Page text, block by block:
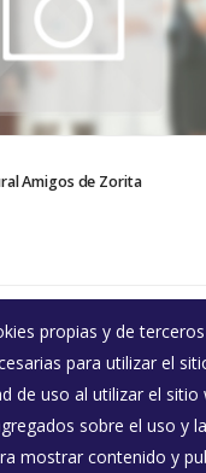
Amigos de Zorita
propias y de
para utilizar el
de uso al utilizar el
sobre el uso y
mostrar contenido y
Olmedillo de Roa
1 - 09311